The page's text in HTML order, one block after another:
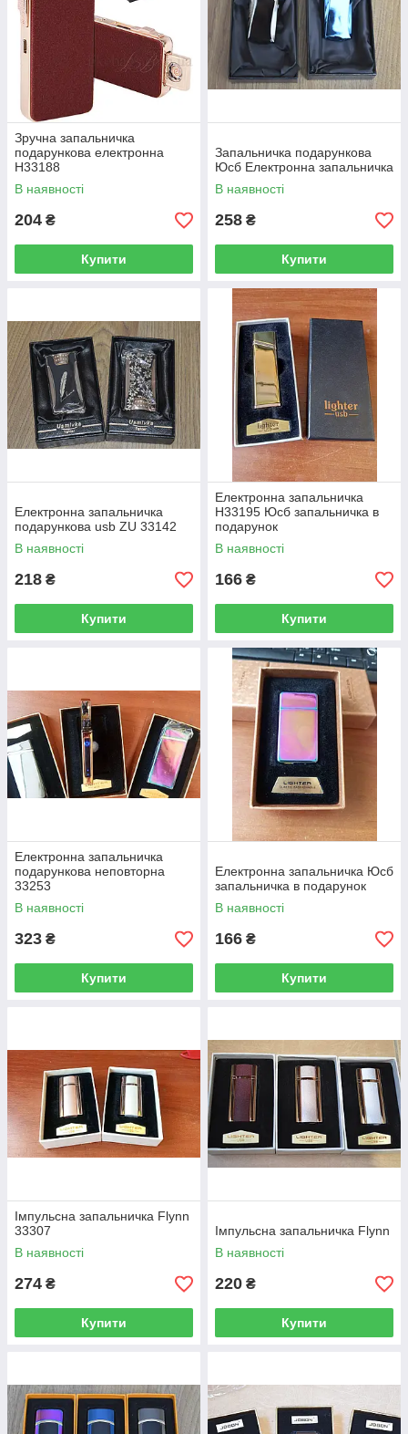
Зручна запальничка
подарункова електронна
H33188
В наявності
204 ₴
Купити
Запальничка подарункова
Юсб Електронна запальничка
В наявності
258 ₴
Купити
Електронна запальничка
подарункова usb ZU 33142
В наявності
218 ₴
Купити
Електронна запальничка
H33195 Юсб запальничка в
подарунок
В наявності
166 ₴
Купити
Електронна запальничка
подарункова неповторна
33253
В наявності
323 ₴
Купити
Електронна запальничка Юсб
запальничка в подарунок
В наявності
166 ₴
Купити
Імпульсна запальничка Flynn
33307
В наявності
274 ₴
Купити
Імпульсна запальничка Flynn
В наявності
220 ₴
Купити